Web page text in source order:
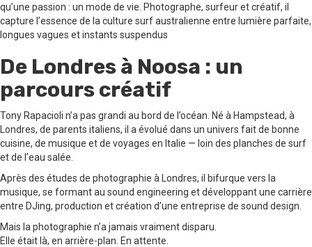
qu’une passion : un mode de vie. Photographe, surfeur et créatif, il
capture l’essence de la culture surf australienne entre lumière parfaite,
longues vagues et instants suspendus
De Londres à Noosa : un
parcours créatif
Tony Rapacioli n’a pas grandi au bord de l’océan. Né à Hampstead, à
Londres, de parents italiens, il a évolué dans un univers fait de bonne
cuisine, de musique et de voyages en Italie — loin des planches de surf
et de l’eau salée.
Après des études de photographie à Londres, il bifurque vers la
musique, se formant au sound engineering et développant une carrière
entre DJing, production et création d’une entreprise de sound design.
Mais la photographie n’a jamais vraiment disparu.
Elle était là, en arrière-plan. En attente.